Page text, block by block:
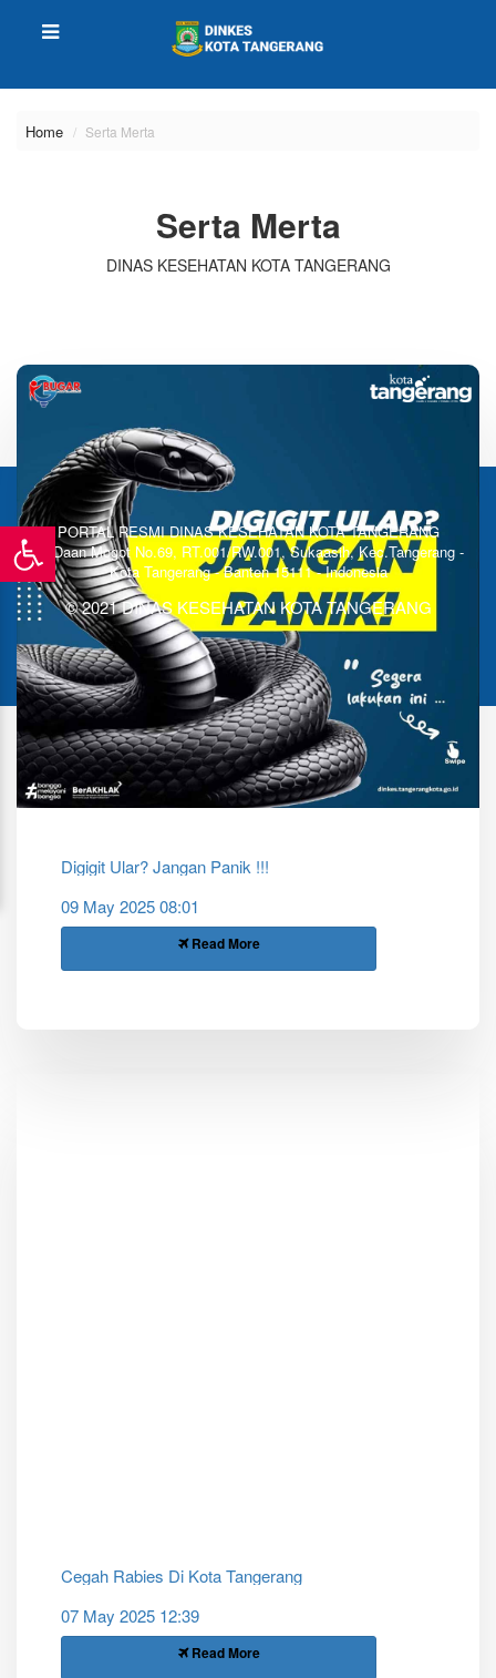
Home Serta Merta
Serta Merta
DINAS KESEHATAN KOTA TANGERANG
Digigit Ular? Jangan Panik !!!
09 May 2025 08:01
Read More
Cegah Rabies Di Kota Tangerang
07 May 2025 12:39
Read More
PORTAL RESMI DINAS KESEHATAN KOTA TANGERANG
Jl. Daan Mogot No.69, RT.001/RW.001, Sukaasih, Kec.Tangerang -
Kota Tangerang - Banten 15111 - Indonesia
© 2021 DINAS KESEHATAN KOTA TANGERANG